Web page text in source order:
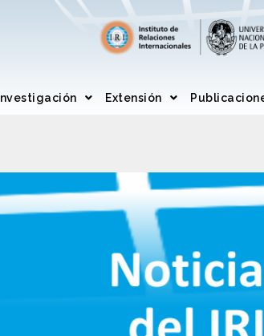
Investigación Extensión